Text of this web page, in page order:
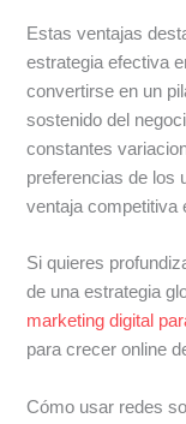
Estas ventajas
estrategia efectiva
convertirse en un
sostenido del
constantes
preferencias de los
ventaja competitiva
Si quieres
de una estrategia
marketing digital
para crecer online
Cómo usar redes